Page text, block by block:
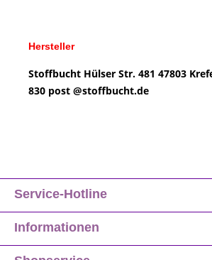
Hersteller
Stoffbucht Hülser Str. 481 47803
830 post @stoffbucht.de
Service-Hotline
Informationen